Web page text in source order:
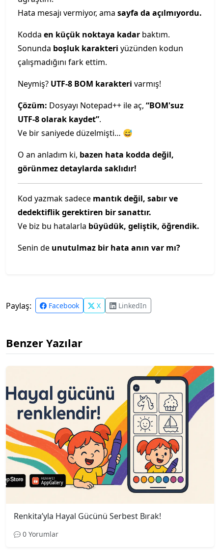
Hata mesajı vermiyor, ama sayfa da açılmıyordu.
Kodda en küçük noktaya kadar baktım.
Sonunda boşluk karakteri yüzünden kodun
çalışmadığını fark ettim.
Neymiş? UTF-8 BOM karakteri varmış!
Çözüm: Dosyayı Notepad++ ile aç, “BOM'suz
UTF-8 olarak kaydet”.
Ve bir saniyede düzelmişti… 😅
O an anladım ki, bazen hata kodda değil,
görünmez detaylarda saklıdır!
Kod yazmak sadece mantık değil, sabır ve
dedektiflik gerektiren bir sanattır.
Ve biz bu hatalarla büyüdük, geliştik, öğrendik.
Senin de unutulmaz bir hata anın var mı?
Paylaş: Facebook X LinkedIn
Benzer Yazılar
Renkita’yla Hayal Gücünü Serbest Bırak!
0 Yorumlar